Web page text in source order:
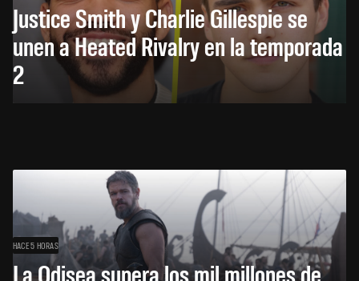
Justice Smith y Charlie Gillespie se
unen a Heated Rivalry en la temporada
2
HACE 5 HORAS
La Odisea supera los mil millones de